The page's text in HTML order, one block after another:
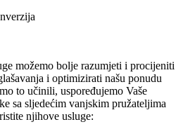
možemo bolje razumjeti i procijeniti
i optimizirati našu ponudu
to učinili, uspoređujemo Vaše
sa sljedećim vanjskim pružateljima
njihove usluge: